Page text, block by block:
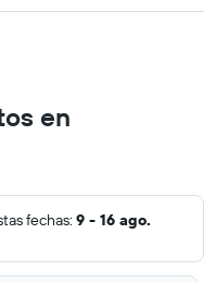
en
fechas: 9 - 16 ago.